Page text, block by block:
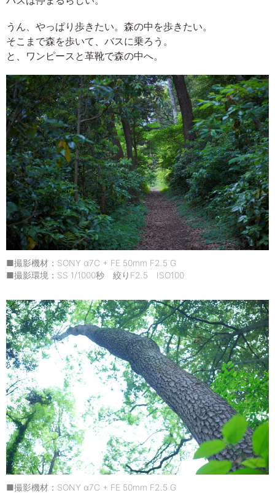
うん、やっぱり歩きたい。森の中を歩きたい。
そこまで森を歩いて、バスに乗ろう。
と、ワンピースと革靴で森の中へ。
■撮影機材：SONY α7C + FE 50mm F2.5 G
■撮影環境：SS 1/1000秒 絞りF2.5 ISO100
■撮影機材：SONY α7C + FE 50mm F2.5 G